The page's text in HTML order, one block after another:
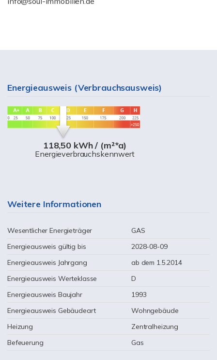
Energieausweis (Verbrauchsausweis)
118,50 kWh / (m²*a)
Energieverbrauchskennwert
Weitere Informationen
Wesentlicher Energieträger
GAS
Energieausweis gültig bis
2028-08-09
Energieausweis Jahrgang
ab dem 1.5.2014
Energieausweis Werteklasse
D
Energieausweis Baujahr
1993
Energieausweis Gebäudeart
Wohngebäude
Heizung
Zentralheizung
Befeuerung
Gas